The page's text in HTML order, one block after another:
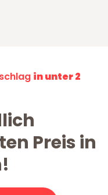
in unter 2
Preis in